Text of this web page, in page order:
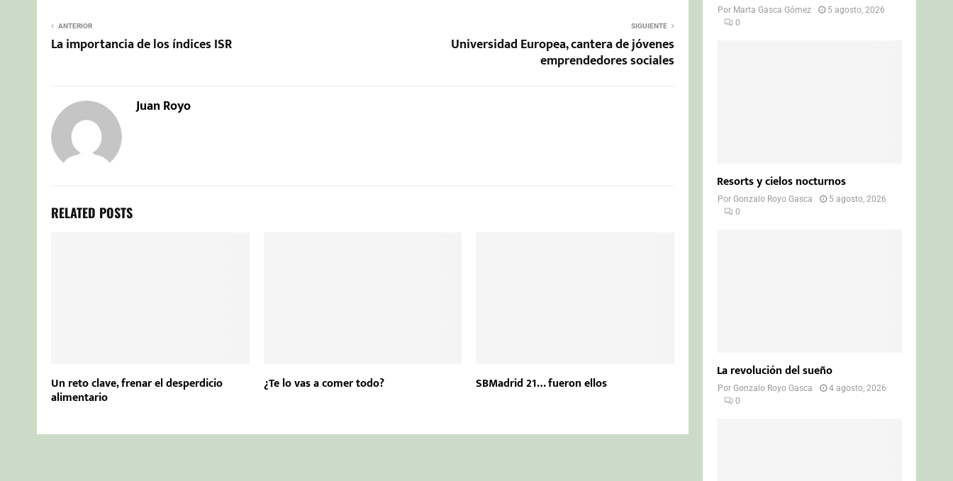
ANTERIOR
La importancia de los índices ISR
SIGUIENTE
Universidad Europea, cantera de jóvenes
emprendedores sociales
Juan Royo
RELATED POSTS
Un reto clave, frenar el desperdicio
alimentario
¿Te lo vas a comer todo? SBMadrid 21… fueron ellos
Por Marta Gasca Gómez
5 agosto, 2026
0
Resorts y cielos nocturnos
PorGonzalo Royo Gasca
5 agosto, 2026
0
La revolución del sueño
PorGonzalo Royo Gasca
4 agosto, 2026
0